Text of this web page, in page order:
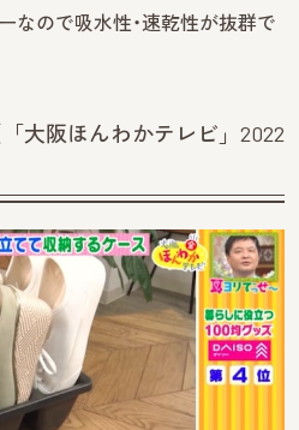
なので吸水性・速乾性が抜群で
大阪ほんわかテレビ」2022